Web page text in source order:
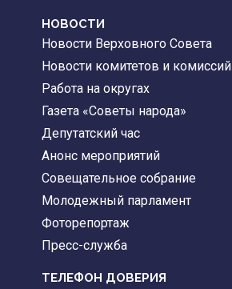
НОВОСТИ
Новости Верховного Совета
Новости комитетов и комиссий
Работа на округах
Газета «Советы народа»
Депутатский час
Анонс мероприятий
Совещательное собрание
Молодежный парламент
Фоторепортаж
Пресс-служба
ТЕЛЕФОН ДОВЕРИЯ